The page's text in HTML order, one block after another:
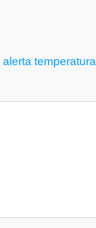
alerta temperatura